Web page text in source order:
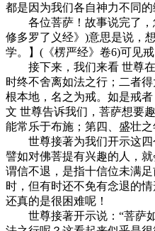
都是因为我们各自神力不同的
各位菩萨！故事说完了，您
修多罗了义经》)意思是说，
学。】(《楞严经》卷6)可见
接下来，我们来看 世尊在
时终不舍离如法之行；二者
根本地，名之为戒。如是戒
文 世尊告诉我们，菩萨想要
能常乐于布施；第四、盛壮
世尊接著为我们开示这四个
譬如对佛菩提有兴趣的人，
谓信不退，是指十信位未满
时，但有时还不免有念退的
还真的是很困难呢！
世尊接著开示说：“菩萨如